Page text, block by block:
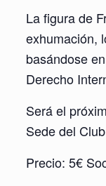
La figura de
exhumación,
basándose
Derecho
Será el
Sede del
Precio: 5€